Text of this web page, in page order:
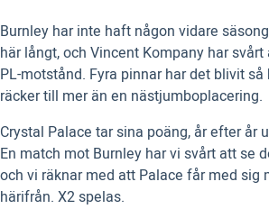
Burnley har inte haft någon vidare
här långt, och Vincent Kompany har
PL-motstånd. Fyra pinnar har det blivit
räcker till mer än en nästjumboplacering.
Crystal Palace tar sina poäng, år efter år
En match mot Burnley har vi svårt att se
och vi räknar med att Palace får med sig
härifrån. X2 spelas.